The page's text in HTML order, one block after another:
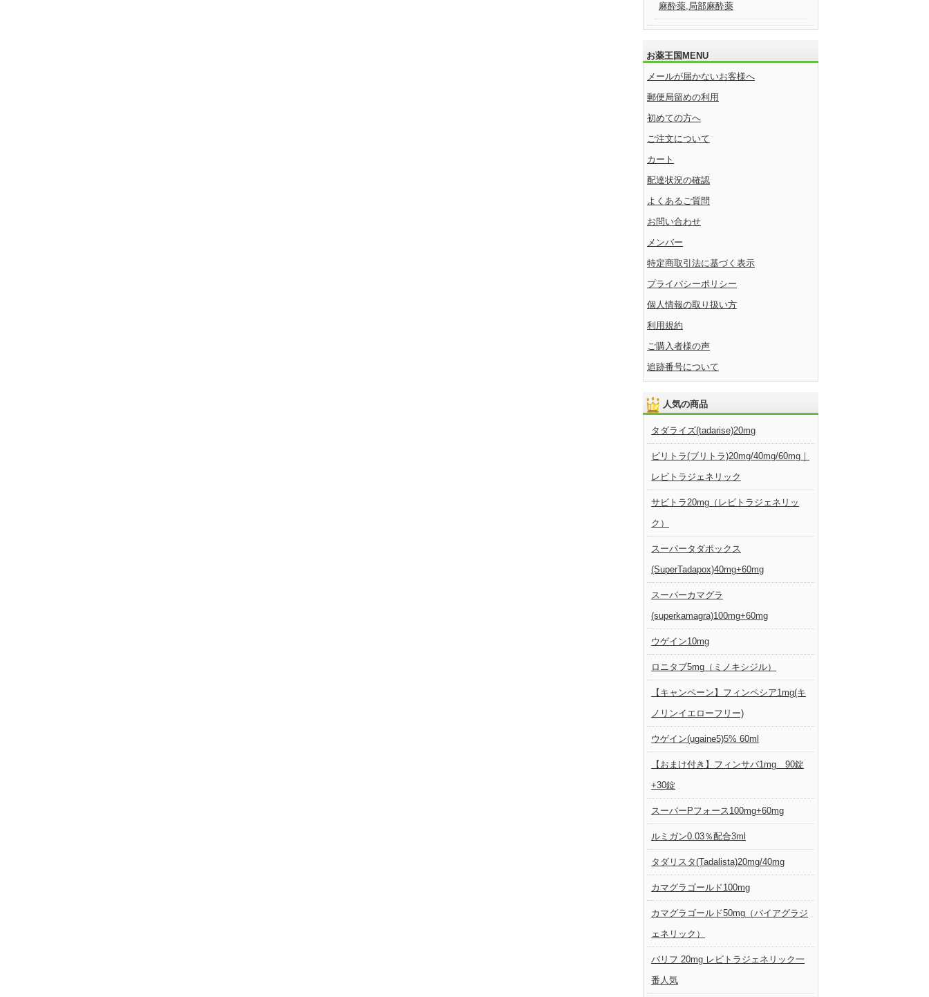
麻酔薬,局部麻酔薬
お薬王国MENU
メールが届かないお客様へ
郵便局留めの利用
初めての方へ
ご注文について
カート
配達状況の確認
よくあるご質問
お問い合わせ
メンバー
特定商取引法に基づく表示
プライバシーポリシー
個人情報の取り扱い方
利用規約
ご購入者様の声
追跡番号について
人気の商品
タダライズ(tadarise)20mg
ビリトラ(ブリトラ)20mg/40mg/60mg｜
レビトラジェネリック
サビトラ20mg（レビトラジェネリッ
ク）
スーパータダポックス
(SuperTadapox)40mg+60mg
スーパーカマグラ
(superkamagra)100mg+60mg
ウゲイン10mg
ロニタブ5mg（ミノキシジル）
【キャンペーン】フィンペシア1mg(キ
ノリンイエローフリー)
ウゲイン(ugaine5)5% 60ml
【おまけ付き】フィンサバ1mg 90錠
+30錠
スーパーPフォース100mg+60mg
ルミガン0.03％配合3ml
タダリスタ(Tadalista)20mg/40mg
カマグラゴールド100mg
カマグラゴールド50mg（バイアグラジ
ェネリック）
バリフ 20mg レビトラジェネリック一
番人気